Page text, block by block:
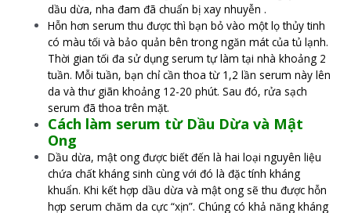
dầu dừa, nha đam đã chuẩn bị xay nhuyễn .
Hỗn hơn serum thu được thì bạn bỏ vào một lọ thủy tinh
có màu tối và bảo quản bên trong ngăn mát của tủ lạnh.
Thời gian tối đa sử dụng serum tự làm tại nhà khoảng 2
tuần. Mỗi tuần, bạn chỉ cần thoa từ 1,2 lần serum này lên
da và thư giãn khoảng 12-20 phút. Sau đó, rửa sạch
serum đã thoa trên mặt.
Cách làm serum từ Dầu Dừa và Mật
Ong
Dầu dừa, mật ong được biết đến là hai loại nguyên liệu
chứa chất kháng sinh cùng với đó là đặc tính kháng
khuẩn. Khi kết hợp dầu dừa và mật ong sẽ thu được hỗn
hợp serum chăm da cực “xịn”. Chúng có khả năng kháng